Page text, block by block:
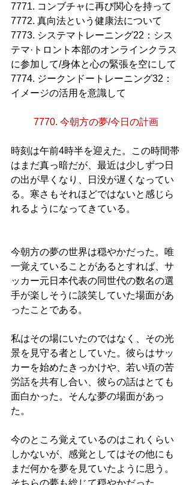
7771. コンブチャに再び関心を持って
7772. 真向法という健康法について
7773. システマトレーニング22：シス
テマ·トロント本部のオンラインクラス
に参加して/身体と心の緊張を空にして
7774. ジークンドートレーニング32：
イメージの活用を意識して
7770. 今朝方の夢/今日の計画
時刻は午前4時半を迎えた。この時間帯
はまだ真っ暗だが、最近は少しずつ日
の出が早くなり、日没が遅くなってい
る。寒さもそれほどではないと感じら
れるようになってきている。
今朝方の夢の世界は穏やかだった。唯
一覚えていることがあるとすれば、サ
ッカー元日本代表の同世代の数名の選
手が楽しそうに談笑していた場面があ
ったことである。
私はその場にいたのではなく、その光
景を見守る者としていた。彼らはサッ
カーを始めたきっかけや、若い頃の苦
労話を共有し合い、彼らの話はとても
面白かった。そんな夢の場面があっ
た。
今のところ覚えているのはこれくらい
しかないが、感覚としてはその他にも
まだ何かを夢を見ていたように思う。
そちらの夢も総じて穏やかだった。